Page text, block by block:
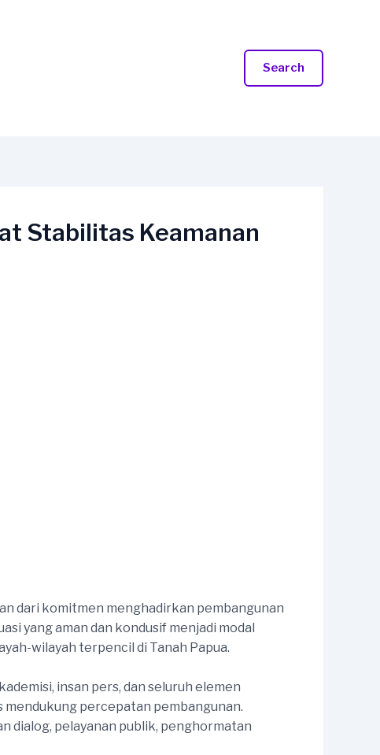
Search
Stabilitas Keamanan
dari komitmen menghadirkan pembangunan
yang aman dan kondusif menjadi modal
wilayah terpencil di Tanah Papua.
insan pers, dan seluruh elemen
percepatan pembangunan.
dialog, pelayanan publik, penghormatan